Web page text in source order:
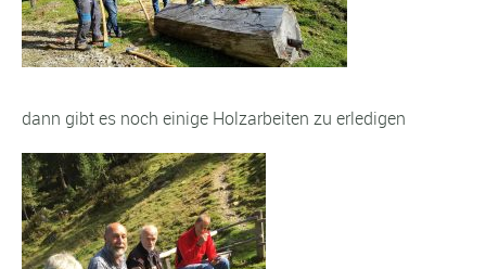
dann gibt es noch einige Holzarbeiten zu erledigen